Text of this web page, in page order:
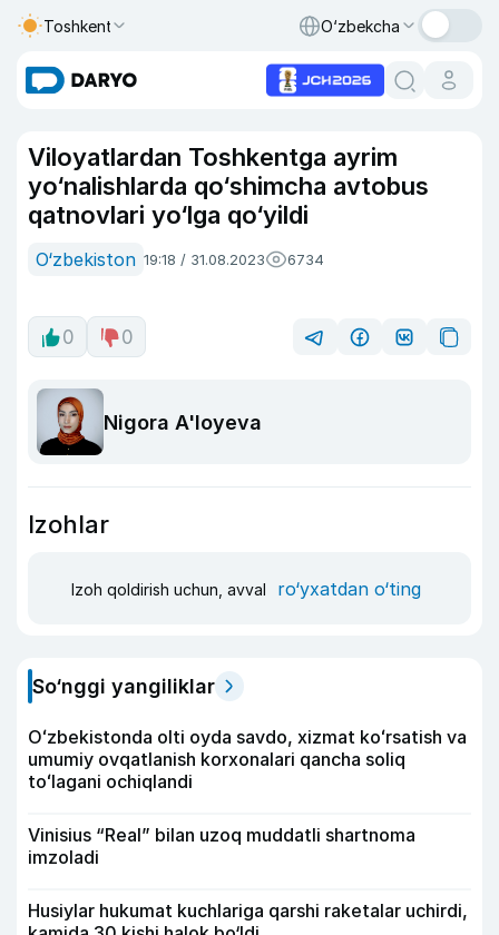
Toshkent O‘zbekcha
Viloyatlardan Toshkentga ayrim
yo‘nalishlarda qo‘shimcha avtobus
qatnovlari yo‘lga qo‘yildi
O‘zbekiston 19:18 / 31.08.2023 6734
0 0
Nigora A'loyeva
Izohlar
Izoh qoldirish uchun, avval ro‘yxatdan o‘ting
So‘nggi yangiliklar
Oʻzbekistonda olti oyda savdo, xizmat koʻrsatish va
umumiy ovqatlanish korxonalari qancha soliq
toʻlagani ochiqlandi
Vinisius “Real” bilan uzoq muddatli shartnoma
imzoladi
Husiylar hukumat kuchlariga qarshi raketalar uchirdi,